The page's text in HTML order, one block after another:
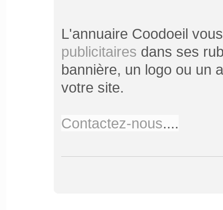
L'annuaire Coodoeil
publicitaires dans ses
bannière, un logo ou un
votre site.
Contactez-nous....